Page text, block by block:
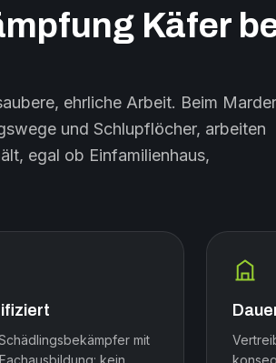
Käfer
ehrliche Arbeit. Beim Marder
und Schlupflöcher, arbeiten
egal ob Einfamilienhaus,
mit
kein